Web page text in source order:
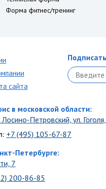
Форма фитнес/тренинг
сайта
в московской области:
Лосино-Петровский, ул.
+7 (495) 105-67-87
Петербурге:
7
200-86-85